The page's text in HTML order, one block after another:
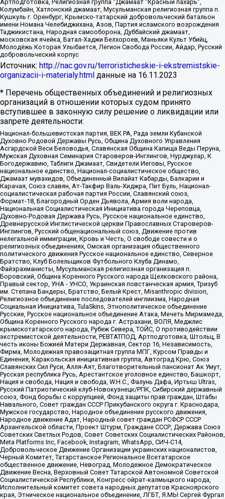
Артподготовка, Религиозная группа “Джамаат “Красный пахарь”,
Колумбайн, Хатлонский джамаат, Мусульманская религиозная группа п.
Кушкуль г. Оренбург, Крымско-татарский добровольческий батальон
имени Номана Челебиджихана, Азов, Партия исламского возрождения
Таджикистана, Народная самооборона, Дуббайский джамаат,
московская ячейка, Батал-Хаджи Белхороев, Маньяки Культ Убийц,
Молодёжь Которая Улыбается, Легион Свобода России, Айдар, Русский
добровольческий корпус
Источник: http://nac.gov.ru/terroristicheskie-i-ekstremistskie-
organizacii-i-materialy.html данные на 16.11.2023
* Перечень общественных объединений и религиозных
организаций в отношении которых судом принято
вступившее в законную силу решение о ликвидации или
запрете деятельности:
Национал-большевистская партия, ВЕК РА, Рада земли Кубанской
Духовно Родовой Державы Русь, Община Духовного Управления
Асгардской Веси Беловодья, Славянская Община Капища Веды Перуна,
Мужская Духовная Семинария Староверов-Инглингов, Нурджулар, К
Богодержавию, Таблиги Джамаат, Свидетели Иеговы, Русское
национальное единство, Национал-социалистическое общество,
Джамаат мувахидов, Объединенный Вилайат Кабарды, Балкарии и
Карачая, Союз славян, Ат-Такфир Валь-Хиджра, Пит Буль, Национал-
социалистическая рабочая партия России, Славянский союз,
Формат-18, Благородный Орден Дьявола, Армия воли народа,
Национальная Социалистическая Инициатива города Череповца,
Духовно-Родовая Держава Русь, Русское национальное единство,
Древнерусской Инглистической церкви Православных Староверов-
Инглингов, Русский общенациональный союз, Движение против
нелегальной иммиграции, Кровь и Честь, О свободе совести и о
религиозных объединениях, Омская организация общественного
политического движения Русское национальное единство, Северное
Братство, Клуб Болельщиков Футбольного Клуба Динамо,
Файзрахманисты, Мусульманская религиозная организация п.
Боровский, Община Коренного Русского народа Щелковского района,
Правый сектор, УНА - УНСО, Украинская повстанческая армия, Тризуб
им. Степана Бандеры, Братство, Белый Крест, Misanthropic division,
Религиозное объединение последователей инглиизма, Народная
Социальная Инициатива, TulaSkins, Этнополитическое объединение
Русские, Русское национальное объединение Атака, Мечеть Мирмамеда,
Община Коренного Русского народа г. Астрахани, ВОЛЯ, Меджлис
крымскотатарского народа, Рубеж Севера, ТОЙС, О противодействии
экстремистской деятельности, РЕВТАТПОД, Артподготовка, Штольц, В
честь иконы Божией Матери Державная, Сектор 16, Независимость,
Фирма, Молодежная правозащитная группа МПГ, Курсом Правды и
Единения, Каракольская инициативная группа, Автоград Крю, Союз
Славянских Сил Руси, Алля-Аят, Благотворительный пансионат Ак Умут,
Русская республика Русь, Арестантское уголовное единство, Башкорт,
Нация и свобода, Нация и свобода, W.H.С., Фалунь Дафа, Иртыш Ultras,
Русский Патриотический клуб-Новокузнецк/РПК, Сибирский державный
союз, Фонд борьбы с коррупцией, Фонд защиты прав граждан, Штабы
Навального, Совет граждан СССР Прикубанского округа г. Краснодара,
Мужское государство, Народное объединение русского движения,
Народное движение Адат, Народный совет граждан РСФСР СССР
Архангельской области, Проект Штурм, Граждане СССР, Держава Союз
Советских Светлых Родов, Совет Советских Социалистических Районов,
Meta Platforms Inc, Facebook, Instagram, WhatsApp, СИЧ-С14,
Добровольческое Движение Организации украинских националистов,
Черный Комитет, Татарстанское Региональное Всетатарское
общественное движение, Невоград, Молодежное Демократическое
Движение Весна, Верховный Совет Татарской Автономной Советской
Социалистической Республики, Конгресс ойрат-калмыцкого народа,
Исполнительный комитет совета народных депутатов Красноярского
края, Этническое национальное объединение, ЛГБТ, Я.МЫ Сергей Фургал